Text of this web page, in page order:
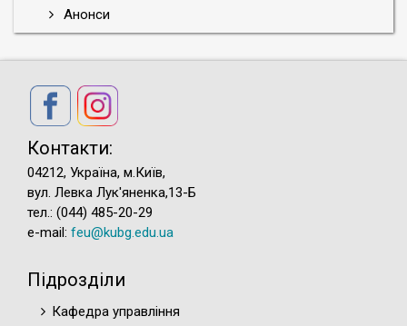
Анонси
Контакти:
04212, Україна, м.Київ,
вул. Левка Лук'яненка,13-Б
тел.: (044) 485-20-29
e-mail: feu@kubg.edu.ua
Підрозділи
Кафедра управління